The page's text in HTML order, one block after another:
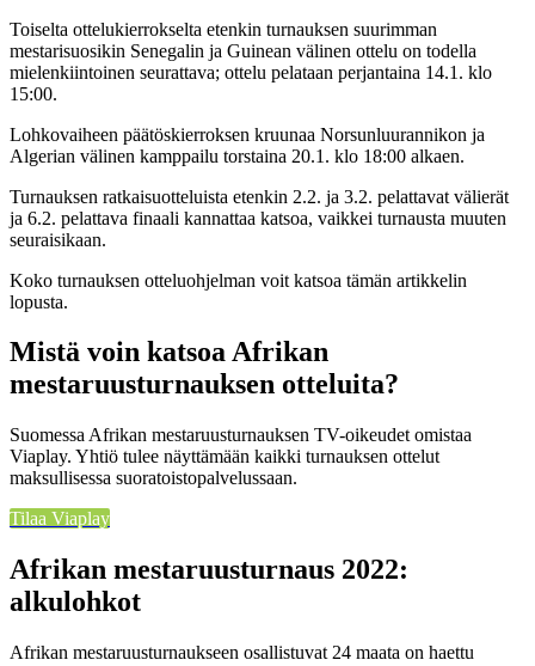
Toiselta ottelukierrokselta etenkin turnauksen suurimman
mestarisuosikin Senegalin ja Guinean välinen ottelu on todella
mielenkiintoinen seurattava; ottelu pelataan perjantaina 14.1. klo
15:00.
Lohkovaiheen päätöskierroksen kruunaa Norsunluurannikon ja
Algerian välinen kamppailu torstaina 20.1. klo 18:00 alkaen.
Turnauksen ratkaisuotteluista etenkin 2.2. ja 3.2. pelattavat välierät
ja 6.2. pelattava finaali kannattaa katsoa, vaikkei turnausta muuten
seuraisikaan.
Koko turnauksen otteluohjelman voit katsoa tämän artikkelin
lopusta.
Mistä voin katsoa Afrikan
mestaruusturnauksen otteluita?
Suomessa Afrikan mestaruusturnauksen TV-oikeudet omistaa
Viaplay. Yhtiö tulee näyttämään kaikki turnauksen ottelut
maksullisessa suoratoistopalvelussaan.
Tilaa Viaplay
Afrikan mestaruusturnaus 2022:
alkulohkot
Afrikan mestaruusturnaukseen osallistuvat 24 maata on haettu